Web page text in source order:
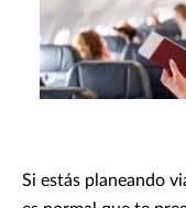
Si estás planeando